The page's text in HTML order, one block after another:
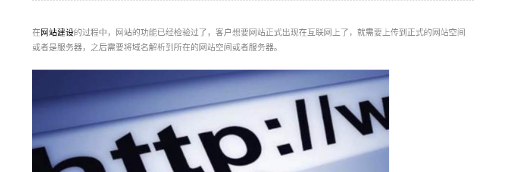
在 网站建设的过程中，网站的功能已经检验过了，客户想要网站正式出现在互联网上了，就需要上传到正式的网站空间
或者是服务器，之后需要将域名解析到所在的网站空间或者服务器。